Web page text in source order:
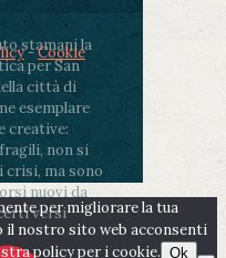
stamani la
per San
città di
esemplare
creative:
non si
crisi, ma sono
nuovi da
versi
-Cookie
per migliorare la tua
il nostro sito web acconsenti
policy per i cookie. Ok